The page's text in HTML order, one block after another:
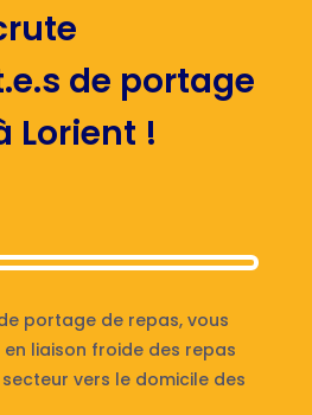
de portage
Lorient !
portage de repas, vous
liaison froide des repas
vers le domicile des